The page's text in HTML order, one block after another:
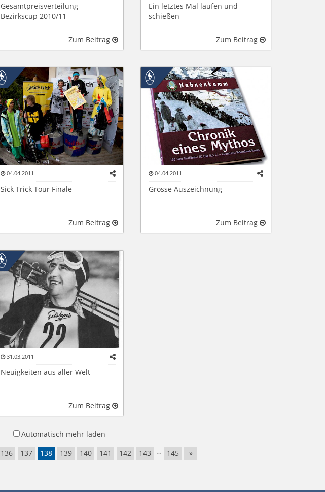
Gesamtpreisverteilung
Bezirkscup 2010/11
Zum Beitrag
Ein letztes Mal laufen und
schießen
Zum Beitrag
04.04.2011
Sick Trick Tour Finale
Zum Beitrag
04.04.2011
Grosse Auszeichnung
Zum Beitrag
31.03.2011
Neuigkeiten aus aller Welt
Zum Beitrag
Automatisch mehr laden
136 137 138 139 140 141 142 143 … 145 »